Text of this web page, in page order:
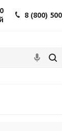
8 (800)